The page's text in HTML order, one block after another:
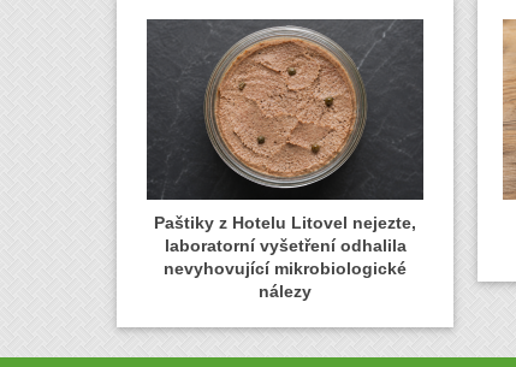
Paštiky z Hotelu Litovel nejezte,
laboratorní vyšetření odhalila
nevyhovující mikrobiologické
nálezy